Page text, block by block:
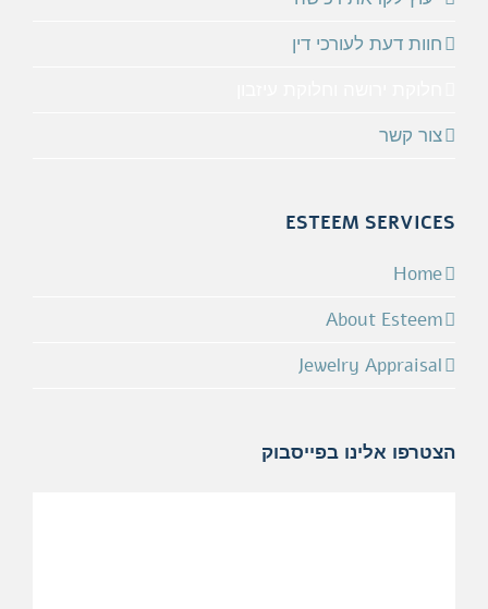
חוות דעת לעורכי דין
צור קשר
ESTEEM SERVICES
Home
About Esteem
Jewelry Appraisal
הצטרפו אלינו בפייסבוק